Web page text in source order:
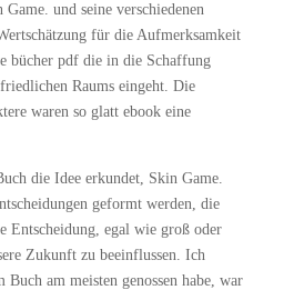
und seine verschiedenen
für die Aufmerksamkeit
bücher pdf die in die Schaffung
Raums eingeht. Die
waren so glatt ebook eine
die Idee erkundet, Skin Game.
geformt werden, die
Entscheidung, egal wie groß oder
Zukunft zu beeinflussen. Ich
Buch am meisten genossen habe, war